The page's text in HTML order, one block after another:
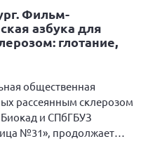
Фильм-
азбука для
глотание,
общественная
рассеянным склерозом
и СПбГБУЗ
№31», продолжает